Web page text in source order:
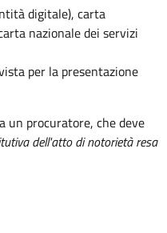
digitale), carta
nazionale dei servizi
per la presentazione
un procuratore, che deve
dell'atto di notorietà resa